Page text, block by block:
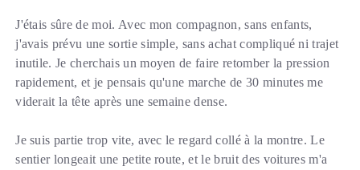
J'étais sûre de moi. Avec mon compagnon, sans enfants,
j'avais prévu une sortie simple, sans achat compliqué ni trajet
inutile. Je cherchais un moyen de faire retomber la pression
rapidement, et je pensais qu'une marche de 30 minutes me
viderait la tête après une semaine dense.
Je suis partie trop vite, avec le regard collé à la montre. Le
sentier longeait une petite route, et le bruit des voitures m'a